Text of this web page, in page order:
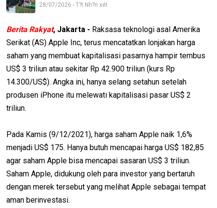
28/07/2026 - T?t Nh?n xét
Berita Rakyat, Jakarta - Raksasa teknologi asal Amerika
Serikat (AS) Apple Inc, terus mencatatkan lonjakan harga
saham yang membuat kapitalisasi pasarnya hampir tembus
US$ 3 triliun atau sekitar Rp 42.900 triliun (kurs Rp
14.300/US$). Angka ini, hanya selang setahun setelah
produsen iPhone itu melewati kapitalisasi pasar US$ 2
triliun.
Pada Kamis (9/12/2021), harga saham Apple naik 1,6%
menjadi US$ 175. Hanya butuh mencapai harga US$ 182,85
agar saham Apple bisa mencapai sasaran US$ 3 triliun.
Saham Apple, didukung oleh para investor yang bertaruh
dengan merek tersebut yang melihat Apple sebagai tempat
aman berinvestasi.